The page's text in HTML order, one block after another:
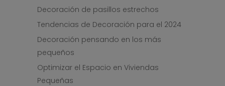
Decoración de pasillos estrechos
Tendencias de Decoración para el 2024
Decoración pensando en los más
pequeños
Optimizar el Espacio en Viviendas
Pequeñas